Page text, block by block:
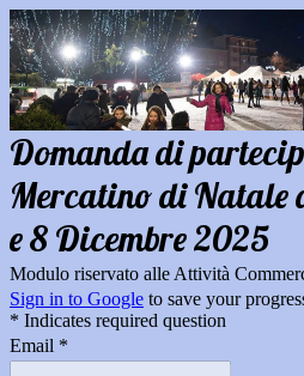
Domanda di
Mercatino di Natale
e 8 Dicembre 2025
Modulo riservato alle Attività
Sign in to Google to save your
* Indicates required question
Email *